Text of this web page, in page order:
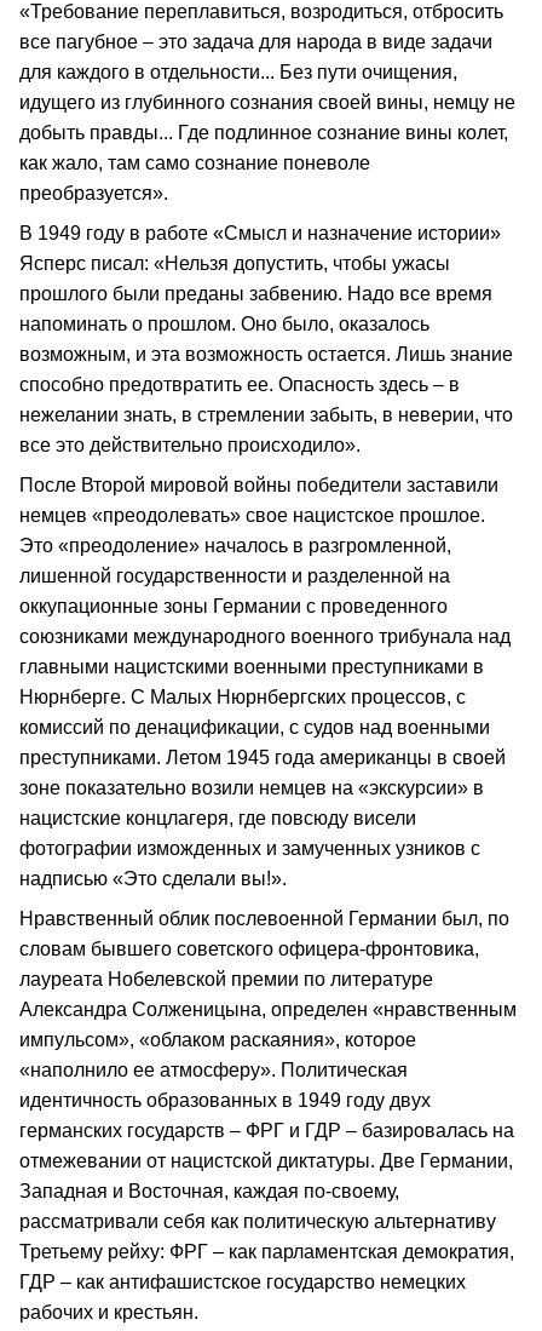
«Требование переплавиться, возродиться, отбросить
все пагубное – это задача для народа в виде задачи
для каждого в отдельности... Без пути очищения,
идущего из глубинного сознания своей вины, немцу не
добыть правды... Где подлинное сознание вины колет,
как жало, там само сознание поневоле
преобразуется».
В 1949 году в работе «Смысл и назначение истории»
Ясперс писал: «Нельзя допустить, чтобы ужасы
прошлого были преданы забвению. Надо все время
напоминать о прошлом. Оно было, оказалось
возможным, и эта возможность остается. Лишь знание
способно предотвратить ее. Опасность здесь – в
нежелании знать, в стремлении забыть, в неверии, что
все это действительно происходило».
После Второй мировой войны победители заставили
немцев «преодолевать» свое нацистское прошлое.
Это «преодоление» началось в разгромленной,
лишенной государственности и разделенной на
оккупационные зоны Германии с проведенного
союзниками международного военного трибунала над
главными нацистскими военными преступниками в
Нюрнберге. С Малых Нюрнбергских процессов, с
комиссий по денацификации, с судов над военными
преступниками. Летом 1945 года американцы в своей
зоне показательно возили немцев на «экскурсии» в
нацистские концлагеря, где повсюду висели
фотографии изможденных и замученных узников с
надписью «Это сделали вы!».
Нравственный облик послевоенной Германии был, по
словам бывшего советского офицера-фронтовика,
лауреата Нобелевской премии по литературе
Александра Солженицына, определен «нравственным
импульсом», «облаком раскаяния», которое
«наполнило ее атмосферу». Политическая
идентичность образованных в 1949 году двух
германских государств – ФРГ и ГДР – базировалась на
отмежевании от нацистской диктатуры. Две Германии,
Западная и Восточная, каждая по-своему,
рассматривали себя как политическую альтернативу
Третьему рейху: ФРГ – как парламентская демократия,
ГДР – как антифашистское государство немецких
рабочих и крестьян.